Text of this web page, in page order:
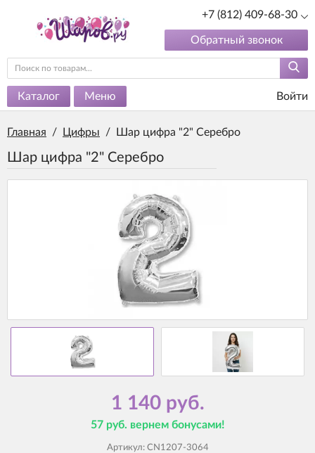
+7 (812) 409-68-30
Обратный звонок
Каталог Меню Войти
Главная / Цифры / Шар цифра "2" Серебро
Шар цифра "2" Серебро
1 140 руб.
57 руб. вернем бонусами!
Артикул: CN1207-3064